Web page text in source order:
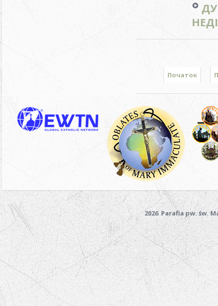
Початок
2026 Parafia pw. św.